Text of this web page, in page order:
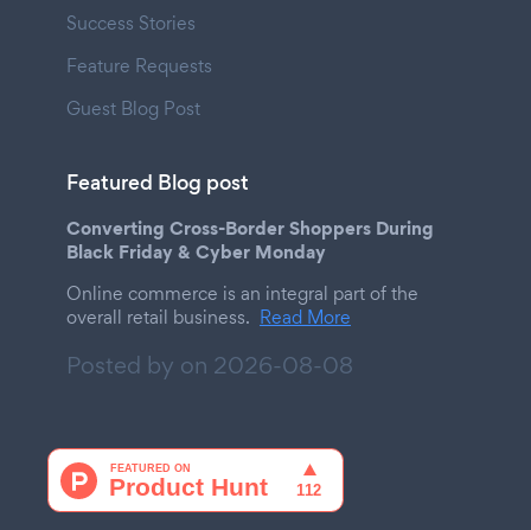
Success Stories
Feature Requests
Guest Blog Post
Featured Blog post
Converting Cross-Border Shoppers During
Black Friday & Cyber Monday
Online commerce is an integral part of the
overall retail business. Read More
Posted by on 2026-08-08